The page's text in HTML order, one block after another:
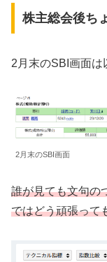
株主総会後ち
2月末のSBI画面は
2月末のSBI画面
誰が見ても文句の
ではどう頑張って